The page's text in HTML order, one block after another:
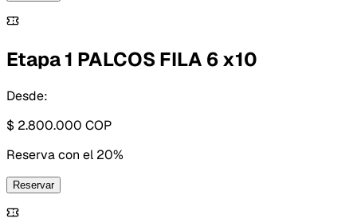
Etapa 1 PALCOS FILA 6 x10
Desde:
$ 2.800.000 COP
Reserva con el 20%
Reservar